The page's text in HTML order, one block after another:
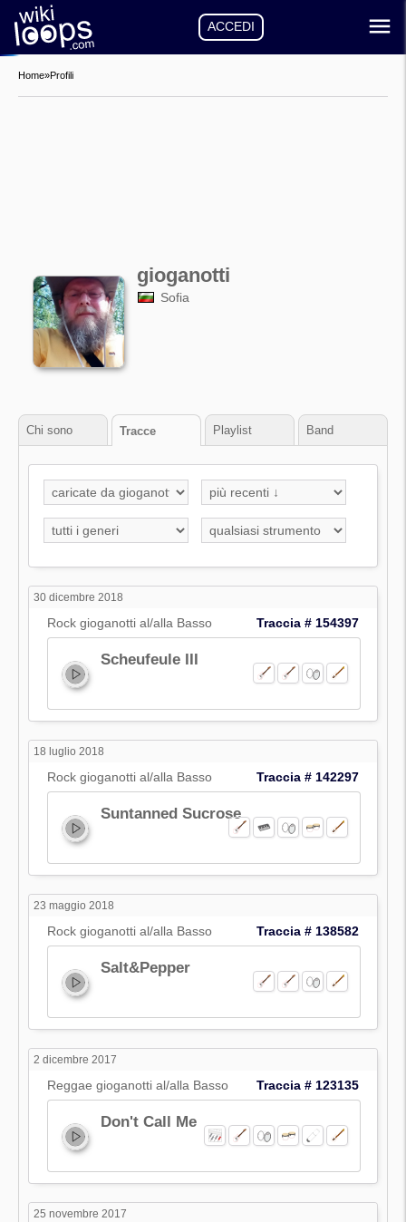
ACCEDI
Home»Profili
gioganotti
Sofia
Chi sono Tracce Playlist Band
30 dicembre 2018
Rock gioganotti al/alla Basso Traccia # 154397
Scheufeule III
18 luglio 2018
Rock gioganotti al/alla Basso Traccia # 142297
Suntanned Sucrose
23 maggio 2018
Rock gioganotti al/alla Basso Traccia # 138582
Salt&Pepper
2 dicembre 2017
Reggae gioganotti al/alla Basso Traccia # 123135
Don't Call Me
25 novembre 2017